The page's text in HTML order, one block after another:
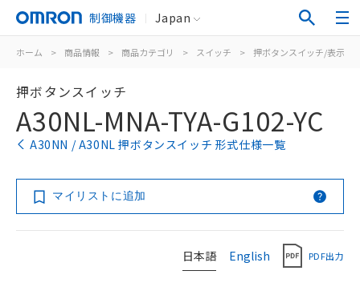
制御機器 Japan
ホーム > 商品情報 > 商品カテゴリ > スイッチ > 押ボタンスイッチ/表示灯
押ボタンスイッチ
A30NL-MNA-TYA-G102-YC
A30NN / A30NL 押ボタンスイッチ 形式仕様一覧
マイリストに追加
日本語 English PDF出力